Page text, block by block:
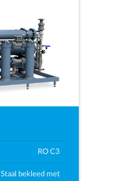
RO C3
Staal bekleed met